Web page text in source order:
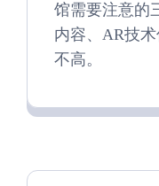
馆需要注意的
内容、AR技
不高。